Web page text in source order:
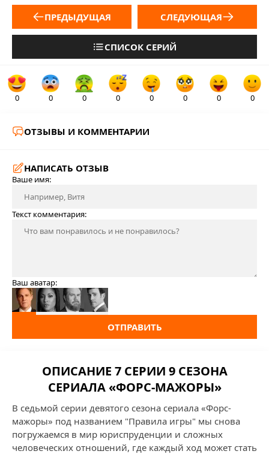
ПРЕДЫДУЩАЯ
СПИСОК СЕРИЙ
СЛЕДУЮЩАЯ
0 0 0 0 0 0 0 0
ОТЗЫВЫ И КОММЕНТАРИИ
НАПИСАТЬ ОТЗЫВ
Ваше имя:
Текст комментария:
Ваш аватар:
ОТПРАВИТЬ
ОПИСАНИЕ 7 СЕРИИ 9 СЕЗОНА
СЕРИАЛА «ФОРС-МАЖОРЫ»
В седьмой серии девятого сезона сериала «Форс-
мажоры» под названием "Правила игры" мы снова
погружаемся в мир юриспруденции и сложных
человеческих отношений, где каждый ход может стать